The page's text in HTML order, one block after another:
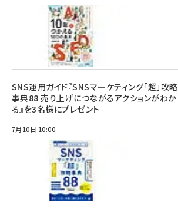
SNS運用ガイド『SNSマーケティング「超」攻略
事典88 売り上げにつながるアクションがわか
る』を3名様にプレゼント
7月10日 10:00